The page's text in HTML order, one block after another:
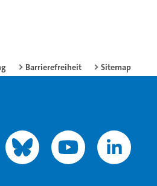
Barrierefreiheit Sitemap